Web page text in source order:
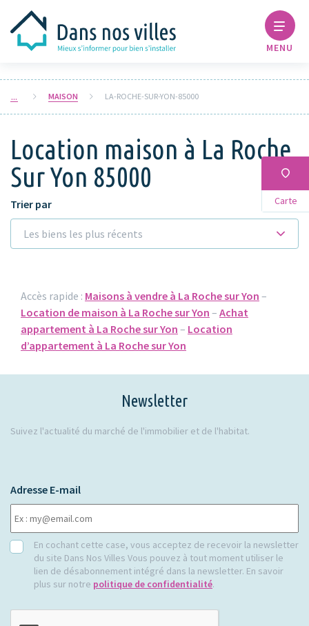
MENU
MAISON LA-ROCHE-SUR-YON-85000
Location maison à La Roche
Sur Yon 85000
Carte
Trier par
Les biens les plus récents
Accès rapide : Maisons à vendre à La Roche sur Yon –
Location de maison à La Roche sur Yon – Achat
appartement à La Roche sur Yon – Location
d’appartement à La Roche sur Yon
Newsletter
Suivez l'actualité du marché de l'immobilier et de l'habitat.
Adresse E-mail
RGPDEn cochant cette case, vous acceptez de recevoir la newsletter
du site Dans Nos Villes Vous pouvez à tout moment utiliser le
lien de désabonnement intégré dans la newsletter. En savoir
plus sur notre politique de confidentialité.